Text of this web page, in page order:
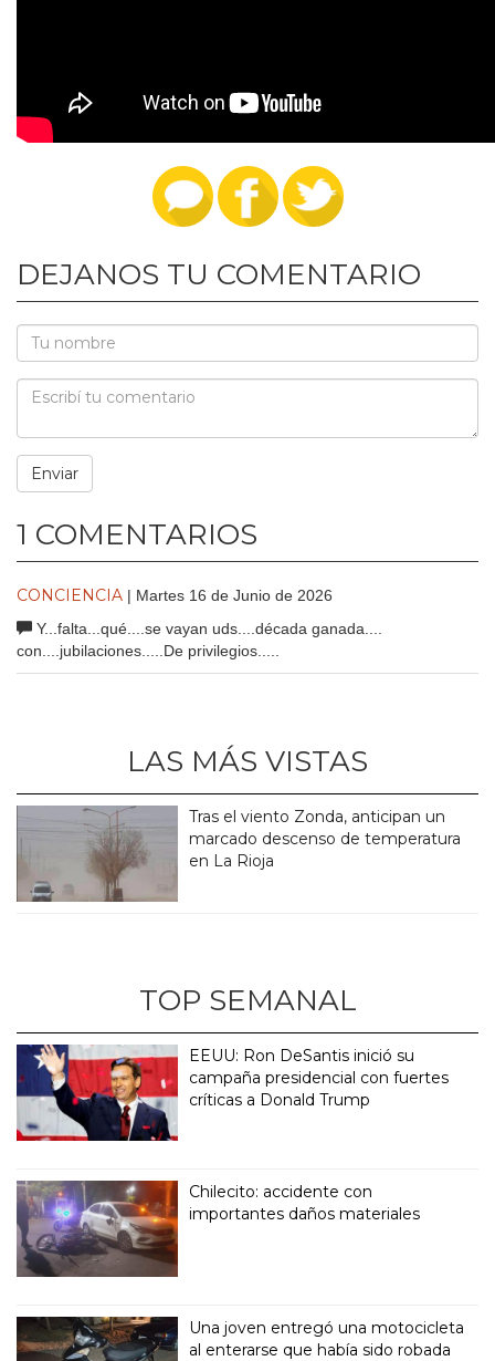
DEJANOS TU COMENTARIO
1 COMENTARIOS
CONCIENCIA | Martes 16 de Junio de 2026
Y...falta...qué....se vayan uds....década ganada....
con....jubilaciones.....De privilegios.....
LAS MÁS VISTAS
Tras el viento Zonda, anticipan un
marcado descenso de temperatura
en La Rioja
TOP SEMANAL
EEUU: Ron DeSantis inició su
campaña presidencial con fuertes
críticas a Donald Trump
Chilecito: accidente con
importantes daños materiales
Una joven entregó una motocicleta
al enterarse que había sido robada